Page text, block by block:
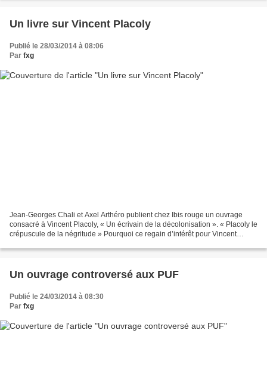
Un livre sur Vincent Placoly
Publié le 28/03/2014 à 08:06
Par fxg
Jean-Georges Chali et Axel Arthéro publient chez Ibis rouge un ouvrage
consacré à Vincent Placoly, « Un écrivain de la décolonisation ». « Placoly le
crépuscule de la négritude » Pourquoi ce regain d’intérêt pour Vincent
Un ouvrage controversé aux PUF
Publié le 24/03/2014 à 08:30
Par fxg